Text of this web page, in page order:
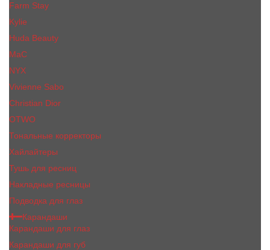
Farm Stay
Kylie
Huda Beauty
МаС
NYX
Vivienne Sabo
Сhristiаn Diоr
OTWO
Тональные корректоры
Хайлайтеры
Тушь для ресниц
Накладные ресницы
Подводка для глаз
Карандаши
Карандаши для глаз
Карандаши для губ